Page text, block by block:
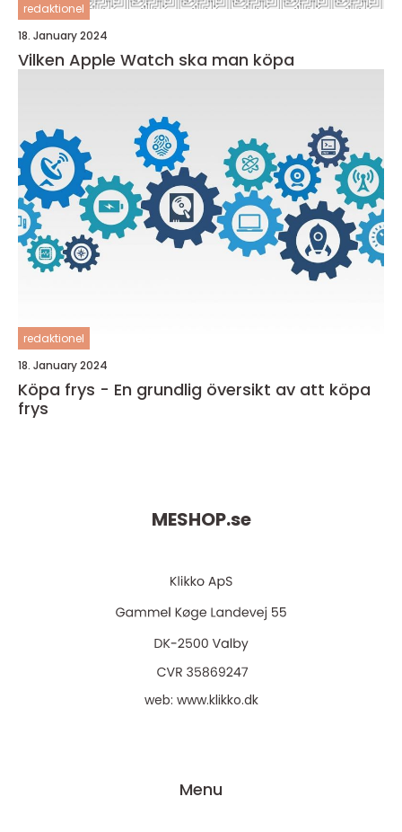
redaktionel
18. January 2024
Vilken Apple Watch ska man köpa
redaktionel
18. January 2024
Köpa frys - En grundlig översikt av att köpa
frys
MESHOP.se
web: www.klikko.dk
Menu